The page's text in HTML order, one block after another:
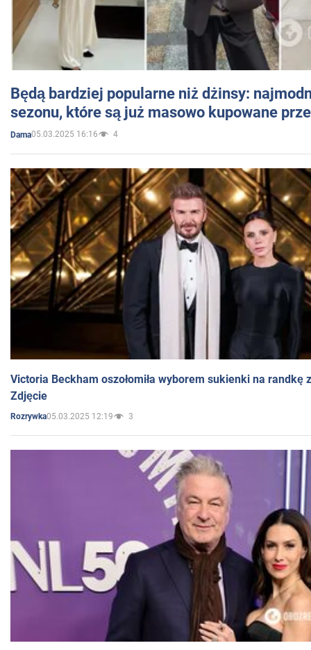
Będą bardziej popularne niż dżinsy:
sezonu, które są już masowo kupowane
Dama05.03.2025 16:16 4
Victoria Beckham oszołomiła wyborem sukienki na randkę
Zdjęcie
Rozrywka05.03.2025 12:19 3